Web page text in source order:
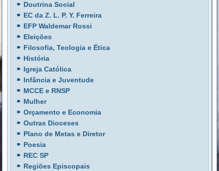
Doutrina Social
EC da Z. L. P. Y. Ferreira
EFP Waldemar Rossi
Eleições
Filosofia, Teologia e Ética
História
Igreja Católica
Infância e Juventude
MCCE e RNSP
Mulher
Orçamento e Economia
Outras Dioceses
Plano de Metas e Diretor
Poesia
REC SP
Regiões Episcopais